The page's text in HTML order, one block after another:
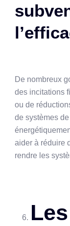
De nombreux
des incitations
ou de
de systèmes
aider à réduire
rendre les